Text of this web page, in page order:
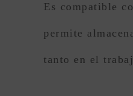
Es compatible
permite
tanto en el